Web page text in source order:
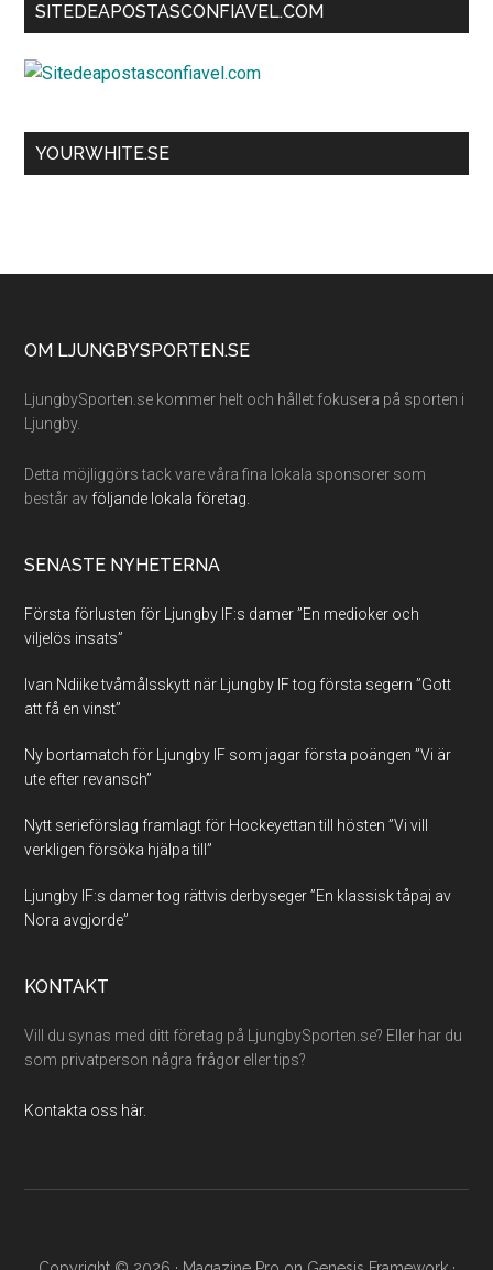
SITEDEAPOSTASCONFIAVEL.COM
YOURWHITE.SE
Footer
OM LJUNGBYSPORTEN.SE
LjungbySporten.se kommer helt och hållet fokusera på sporten i
Ljungby.
Detta möjliggörs tack vare våra fina lokala sponsorer som
består av följande lokala företag.
SENASTE NYHETERNA
Första förlusten för Ljungby IF:s damer ”En medioker och
viljelös insats”
Ivan Ndiike tvåmålsskytt när Ljungby IF tog första segern ”Gott
att få en vinst”
Ny bortamatch för Ljungby IF som jagar första poängen ”Vi är
ute efter revansch”
Nytt serieförslag framlagt för Hockeyettan till hösten ”Vi vill
verkligen försöka hjälpa till”
Ljungby IF:s damer tog rättvis derbyseger ”En klassisk tåpaj av
Nora avgjorde”
KONTAKT
Vill du synas med ditt företag på LjungbySporten.se? Eller har du
som privatperson några frågor eller tips?
Kontakta oss här.